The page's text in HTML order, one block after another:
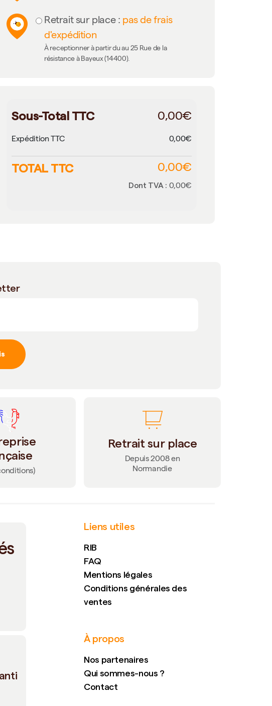
Retrait sur place : pas de frais
d'expédition
À receptionner à partir du au 25 Rue de la
résistance à Bayeux (14400).
Sous-Total TTC 0,00€
Expédition TTC 0,00€
TOTAL TTC 0,00€
Dont TVA : 0,00€
Retrait sur place
Depuis 2008 en
Normandie
Liens utiles
RIB
FAQ
Mentions légales
Conditions générales des
ventes
À propos
Nos partenaires
Qui sommes-nous ?
Contact